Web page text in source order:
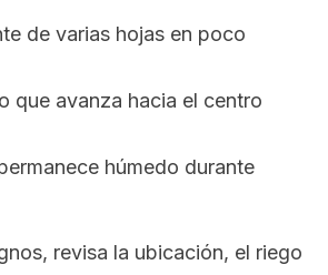
de varias hojas en poco
que avanza hacia el centro
húmedo durante
revisa la ubicación, el riego